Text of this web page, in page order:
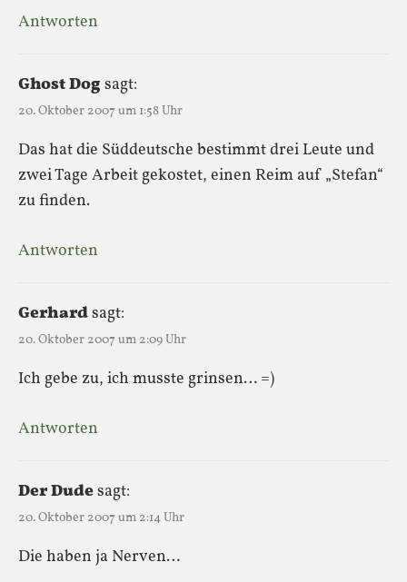
Antworten
Ghost Dogsagt:
20. Oktober 2007 um 1:58 Uhr
Das hat die Süddeutsche bestimmt drei Leute und
zwei Tage Arbeit gekostet, einen Reim auf „Stefan“
zu finden.
Antworten
Gerhardsagt:
20. Oktober 2007 um 2:09 Uhr
Ich gebe zu, ich musste grinsen… =)
Antworten
Der Dudesagt:
20. Oktober 2007 um 2:14 Uhr
Die haben ja Nerven…